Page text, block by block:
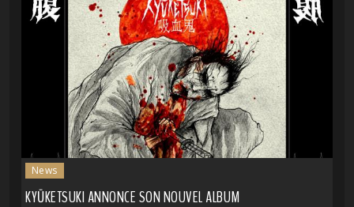
News
KYŪKETSUKI ANNONCE SON NOUVEL ALBUM